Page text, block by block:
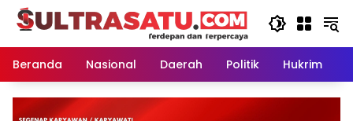
Langsung
Beranda
Nasional Daerah Politik Hukrim